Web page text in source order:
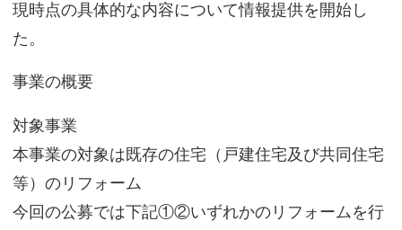
現時点の具体的な内容について情報提供を開始し
た。
事業の概要
対象事業
本事業の対象は既存の住宅（戸建住宅及び共同住宅
等）のリフォーム
今回の公募では下記①②いずれかのリフォームを行